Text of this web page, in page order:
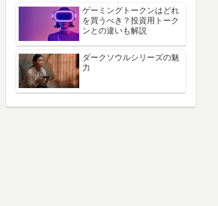
ゲーミングトークンはどれ
を買うべき？投資用トーク
ンとの違いも解説
ダークソウルシリーズの魅
力